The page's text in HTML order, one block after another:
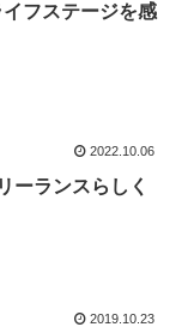
フステージを感
2022.10.06
ーランスらしく
2019.10.23